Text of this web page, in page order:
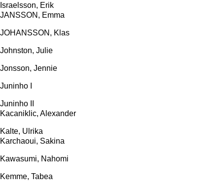
Israelsson, Erik
JANSSON, Emma
JOHANSSON, Klas
Johnston, Julie
Jonsson, Jennie
Juninho I
Juninho II
Kacaniklic, Alexander
Kalte, Ulrika
Karchaoui, Sakina
Kawasumi, Nahomi
Kemme, Tabea